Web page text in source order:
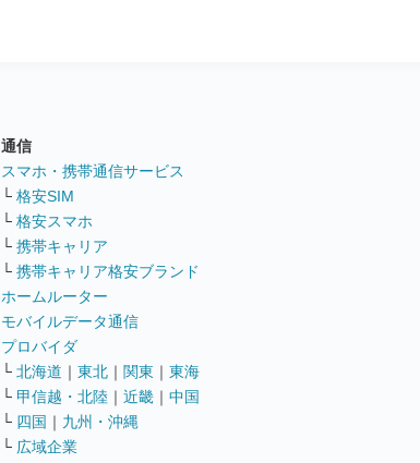
通信
スマホ・携帯通信サービス
└ 格安SIM
└ 格安スマホ
└ 携帯キャリア
└ 携帯キャリア格安ブランド
ホームルーター
モバイルデータ通信
プロバイダ
└ 北海道 ｜ 東北 ｜ 関東 ｜ 東海
└ 甲信越・北陸 ｜ 近畿 ｜ 中国
└ 四国 ｜ 九州・沖縄
└ 広域企業